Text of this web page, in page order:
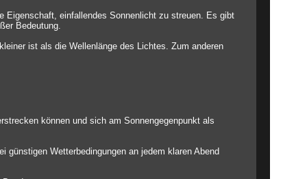
Eigenschaft, einfallendes Sonnenlicht zu streuen. Es gibt
Bedeutung.
ist als die Wellenlänge des Lichtes. Zum anderen
können und sich am Sonnengegenpunkt als
Wetterbedingungen an jedem klaren Abend